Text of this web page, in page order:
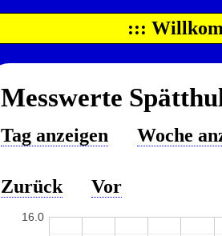
:::
Messwerte
Tag anzeigen Woche
Zurück Vor
16.0